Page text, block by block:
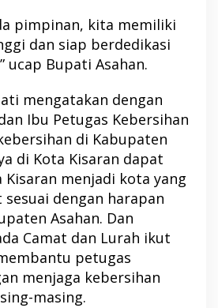
pimpinan, kita memiliki
dan siap berdedikasi
ucap Bupati Asahan.
mengatakan dengan
Ibu Petugas Kebersihan
di Kabupaten
di Kota Kisaran dapat
Kisaran menjadi kota yang
dengan harapan
Asahan. Dan
Camat dan Lurah ikut
petugas
menjaga kebersihan
masing.